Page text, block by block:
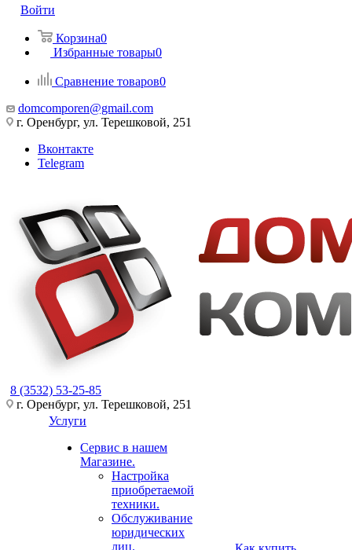
Войти
Корзина0
Избранные товары0
Сравнение товаров0
domcomporen@gmail.com
г. Оренбург, ул. Терешковой, 251
Вконтакте
Telegram
8 (3532) 53-25-85
г. Оренбург, ул. Терешковой, 251
Услуги
Сервис в нашем
Магазине.
Настройка
приобретаемой
техники.
Обслуживание
юридических
лиц.